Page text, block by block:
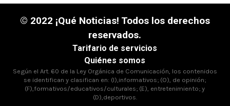
© 2022 ¡Qué Noticias! Todos los derechos
reservados.
Tarifario de servicios
Quiénes somos
Según el Art. 60 de la Ley Orgánica de Comunicación, los contenidos
se identifican y clasifican en: (I),informativos; (O), de opinión;
(F),formativos/educativos/culturales; (E), entretenimiento; y
(D),deportivos.